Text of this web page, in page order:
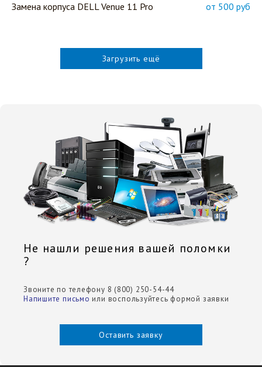
Замена корпуса DELL Venue 11 Pro от 500 руб
Загрузить ещё
Не нашли решения вашей поломки
?
Звоните по телефону 8 (800) 250-54-44
Напишите письмо или воспользуйтесь формой заявки
Оставить заявку